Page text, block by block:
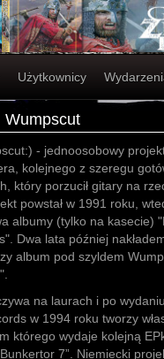
Użytkownicy
Wumpscut
- jednoosobowy
kolejnego z szeregu
który porzucił gitary na
powstał w 1991 roku,
albumy (tylko na kasecie)
Dwa lata później
album pod szyldem
na laurach i po
w 1994 roku tworzy
którego wydaje kolejną
7”. Niemiecki